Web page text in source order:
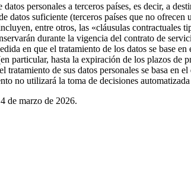
datos personales a terceros países, es decir, a
datos suficiente (terceros países que no
entre otros, las «cláusulas contractuales
durante la vigencia del contrato de
en que el tratamiento de los datos se base
particular, hasta la expiración de los plazos de
tratamiento de sus datos personales se basa en
no utilizará la toma de decisiones
de marzo de 2026.